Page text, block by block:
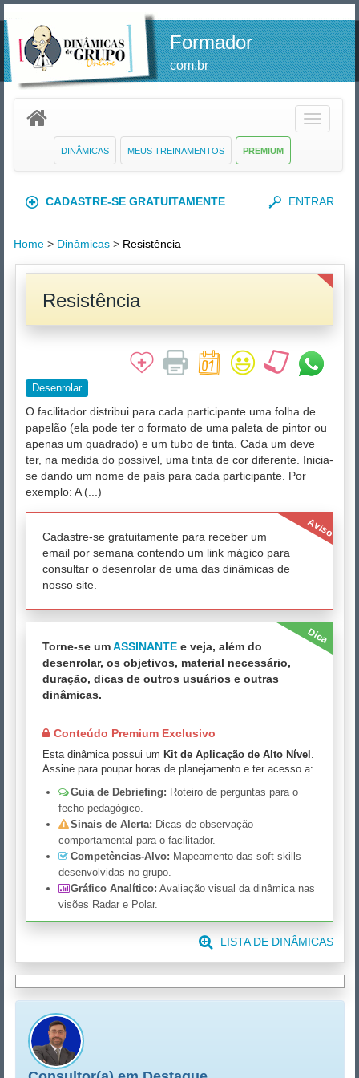
Formador
com.br
Toggle
PREMIUM
MEUS TREINAMENTOS
DINÂMICAS
CADASTRE-SE GRATUITAMENTE ENTRAR
Home > Dinâmicas > Resistência
Resistência
Desenrolar
O facilitador distribui para cada participante uma folha de
papelão (ela pode ter o formato de uma paleta de pintor ou
apenas um quadrado) e um tubo de tinta. Cada um deve
ter, na medida do possível, uma tinta de cor diferente. Inicia-
se dando um nome de país para cada participante. Por
exemplo: A (...)
Aviso
Cadastre-se gratuitamente para receber um
email por semana contendo um link mágico para
consultar o desenrolar de uma das dinâmicas de
nosso site.
Dica
Torne-se umASSINANTE e veja, além do
desenrolar, os objetivos, material necessário,
duração, dicas de outros usuários e outras
dinâmicas.
Conteúdo Premium Exclusivo
Esta dinâmica possui um Kit de Aplicação de Alto Nível .
Assine para poupar horas de planejamento e ter acesso a:
Guia de Debriefing: Roteiro de perguntas para o
fecho pedagógico.
Sinais de Alerta: Dicas de observação
comportamental para o facilitador.
Competências-Alvo: Mapeamento das soft skills
desenvolvidas no grupo.
Gráfico Analítico: Avaliação visual da dinâmica nas
visões Radar e Polar.
LISTA DE DINÂMICAS